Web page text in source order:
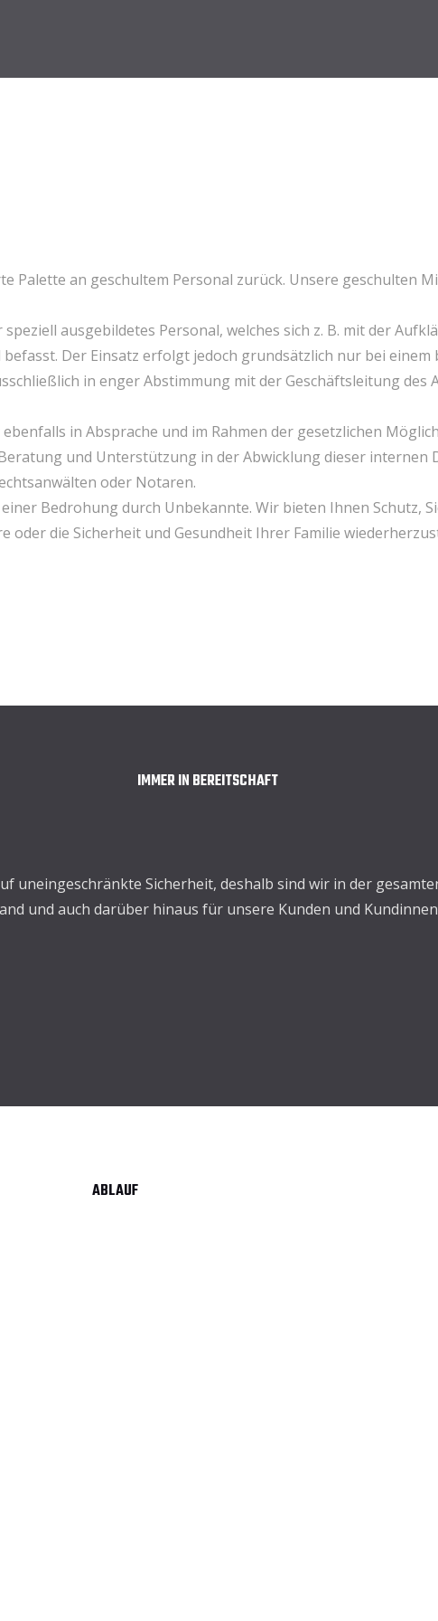
Palette an geschultem Personal zurück. Unsere geschulten
ausgebildetes Personal, welches sich z. B. mit der
Der Einsatz erfolgt jedoch grundsätzlich nur bei
in enger Abstimmung mit der Geschäftsleitung des
in Absprache und im Rahmen der gesetzlichen
und Unterstützung in der Abwicklung dieser internen
oder Notaren.
Bedrohung durch Unbekannte. Wir bieten Ihnen Schutz,
oder die Sicherheit und Gesundheit Ihrer Familie
IMMER IN BEREITSCHAFT
uneingeschränkte Sicherheit, deshalb sind wir in der
und auch darüber hinaus für unsere Kunden und
ABLAUF